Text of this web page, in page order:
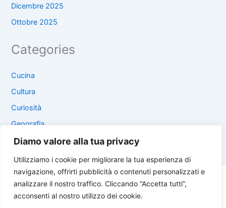
Diamo valore alla tua privacy
Utilizziamo i cookie per migliorare la tua esperienza di
navigazione, offrirti pubblicità o contenuti personalizzati e
analizzare il nostro traffico. Cliccando “Accetta tutti”,
acconsenti al nostro utilizzo dei cookie.
Dicembre 2025
Ottobre 2025
Categories
Cucina
Cultura
Curiosità
Geografia
Località
Copyright © 2026 Viaggi Grecia | Powered byTema WordPress
Astra